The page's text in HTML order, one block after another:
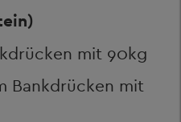
mit 90kg
Bankdrücken mit